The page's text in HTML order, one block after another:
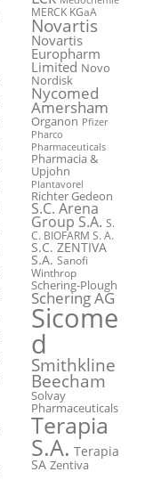
MERCK KGaA
Novartis
Novartis
Europharm
Limited Novo
Nordisk
Nycomed
Amersham
Organon Pfizer
Pharco
Pharmaceuticals
Pharmacia &
Upjohn
Plantavorel
Richter Gedeon
S.C. Arena
Group S.A. S.
C. BIOFARM S. A.
S.C. ZENTIVA
S.A. Sanofi
Winthrop
Schering-Plough
Schering AG
Sicome
d
Smithkline
Beecham
Solvay
Pharmaceuticals
Terapia
S.A. Terapia
SA Zentiva